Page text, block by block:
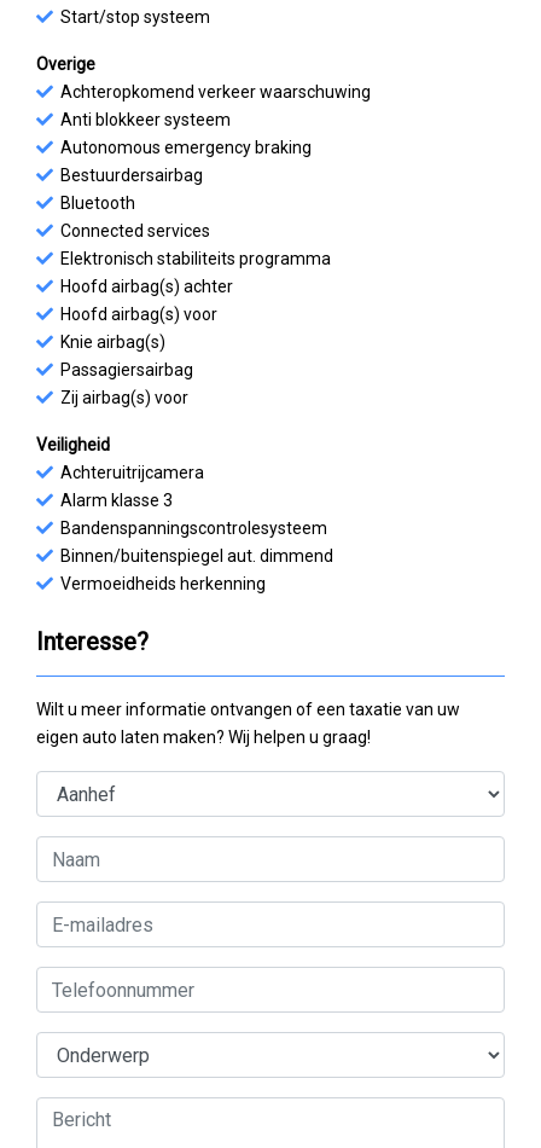
Start/stop systeem
Overige
Achteropkomend verkeer waarschuwing
Anti blokkeer systeem
Autonomous emergency braking
Bestuurdersairbag
Bluetooth
Connected services
Elektronisch stabiliteits programma
Hoofd airbag(s) achter
Hoofd airbag(s) voor
Knie airbag(s)
Passagiersairbag
Zij airbag(s) voor
Veiligheid
Achteruitrijcamera
Alarm klasse 3
Bandenspanningscontrolesysteem
Binnen/buitenspiegel aut. dimmend
Vermoeidheids herkenning
Interesse?
Wilt u meer informatie ontvangen of een taxatie van uw
eigen auto laten maken? Wij helpen u graag!